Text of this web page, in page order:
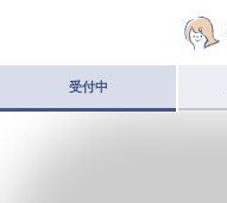
受付中